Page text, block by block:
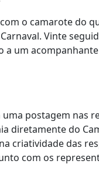
o camarote do
Vinte
a um
postagem nas
diretamente do
criatividade das
com os